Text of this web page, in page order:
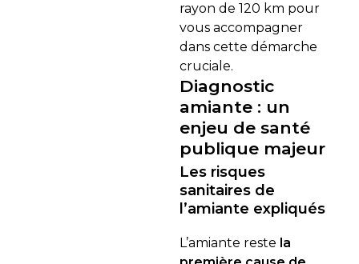
rayon de 120 km pour
vous accompagner
dans cette démarche
cruciale.
Diagnostic
amiante : un
enjeu de santé
publique majeur
Les risques
sanitaires de
l’amiante expliqués
L’amiante reste la